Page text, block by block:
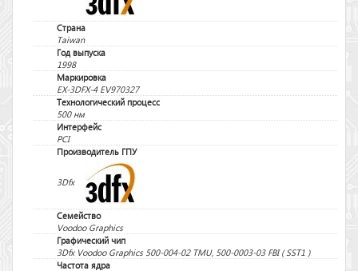
Страна
Taiwan
Год выпуска
1998
Маркировка
EX-3DFX-4 EV970327
Технологический процесс
500 нм
Интерфейс
PCI
Производитель ГПУ
3Dfx
Семейство
Voodoo Graphics
Графический чип
3Dfx Voodoo Graphics 500-004-02 TMU, 500-0003-03 FBI ( SST1 )
Частота ядра